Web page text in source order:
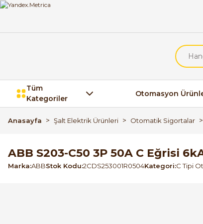
Tüm
Kategoriler
Otomasyon
Anasayfa Şalt Elektrik Ürünleri Otomatik Sigortalar
ABB S203-C50 3P 50A C Eğrisi
Marka ABBStok Kodu 2CDS253001R0504Kategori C Tipi